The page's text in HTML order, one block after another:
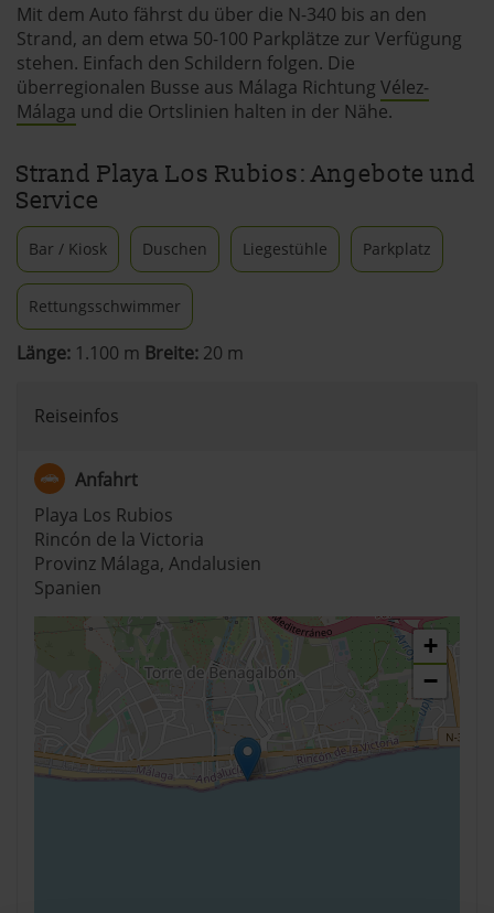
Mit dem Auto fährst du über die N-340 bis an den
Strand, an dem etwa 50-100 Parkplätze zur Verfügung
stehen. Einfach den Schildern folgen. Die
überregionalen Busse aus Málaga Richtung Vélez-
Málaga und die Ortslinien halten in der Nähe.
Strand Playa Los Rubios: Angebote und
Service
Bar / Kiosk Duschen Liegestühle Parkplatz
Rettungsschwimmer
Länge: 1.100 m Breite: 20 m
Reiseinfos
Anfahrt
Playa Los Rubios
Rincón de la Victoria
Provinz Málaga, Andalusien
Spanien
+
−